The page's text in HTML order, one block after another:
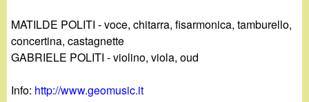
MATILDE POLITI - voce, chitarra, fisarmonica, tamburello,
concertina, castagnette
GABRIELE POLITI - violino, viola, oud
Info: http://www.geomusic.it